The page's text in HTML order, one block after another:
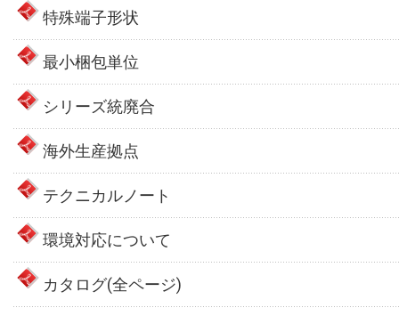
特殊端子形状
最小梱包単位
シリーズ統廃合
海外生産拠点
テクニカルノート
環境対応について
カタログ(全ページ)